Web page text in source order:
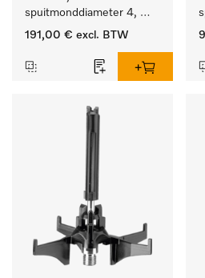
spuitmonddiameter 4,
lengte 90 mm, 10 stuks
191,00 € excl. BTW